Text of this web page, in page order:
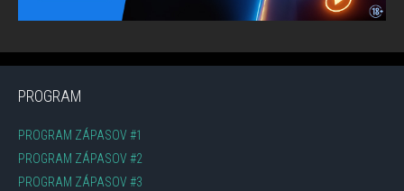
PROGRAM
PROGRAM ZÁPASOV #1
PROGRAM ZÁPASOV #2
PROGRAM ZÁPASOV #3